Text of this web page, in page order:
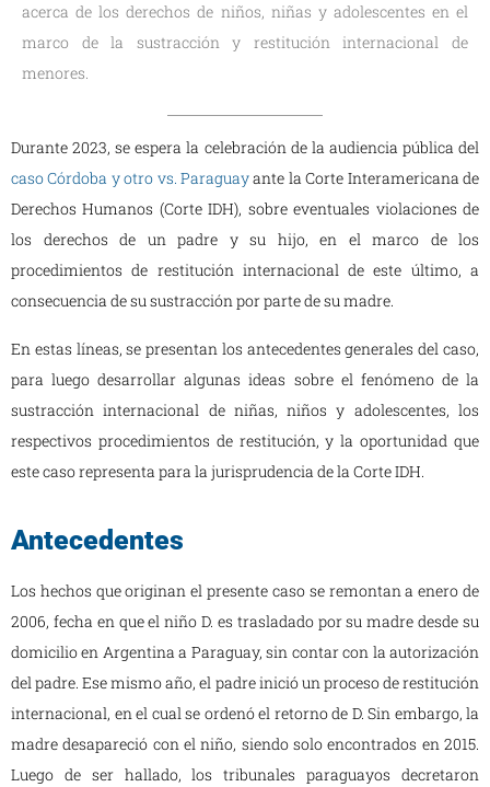
acerca de los derechos de niños, niñas y adolescentes en el
marco de la sustracción y restitución internacional de
menores.
Durante 2023, se espera la celebración de la audiencia pública del
caso Córdoba y otro vs. Paraguayante la Corte Interamericana de
Derechos Humanos (Corte IDH), sobre eventuales violaciones de
los derechos de un padre y su hijo, en el marco de los
procedimientos de restitución internacional de este último, a
consecuencia de su sustracción por parte de su madre.
En estas líneas, se presentan los antecedentes generales del caso,
para luego desarrollar algunas ideas sobre el fenómeno de la
sustracción internacional de niñas, niños y adolescentes, los
respectivos procedimientos de restitución, y la oportunidad que
este caso representa para la jurisprudencia de la Corte IDH.
Antecedentes
Los hechos que originan el presente caso se remontan a enero de
2006, fecha en que el niño D. es trasladado por su madre desde su
domicilio en Argentina a Paraguay, sin contar con la autorización
del padre. Ese mismo año, el padre inició un proceso de restitución
internacional, en el cual se ordenó el retorno de D. Sin embargo, la
madre desapareció con el niño, siendo solo encontrados en 2015.
Luego de ser hallado, los tribunales paraguayos decretaron